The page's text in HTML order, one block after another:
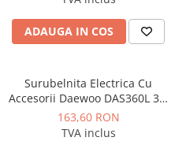
Pompe pentru piscine
Motopompe
Vase de expansiune pentru
hidrofor
Grupuri de pompare apa
ADAUGA IN COS
Surubelnita Electrica Cu
Accesorii Daewoo DAS360L 3.6
V
163,60 RON
TVA inclus